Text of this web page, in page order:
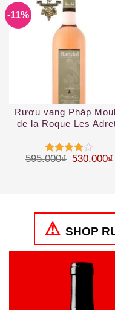
-11%
Rượu vang Pháp
de la Roque Les
Được
595.000₫ Giá gốc
530.000₫
SHOP